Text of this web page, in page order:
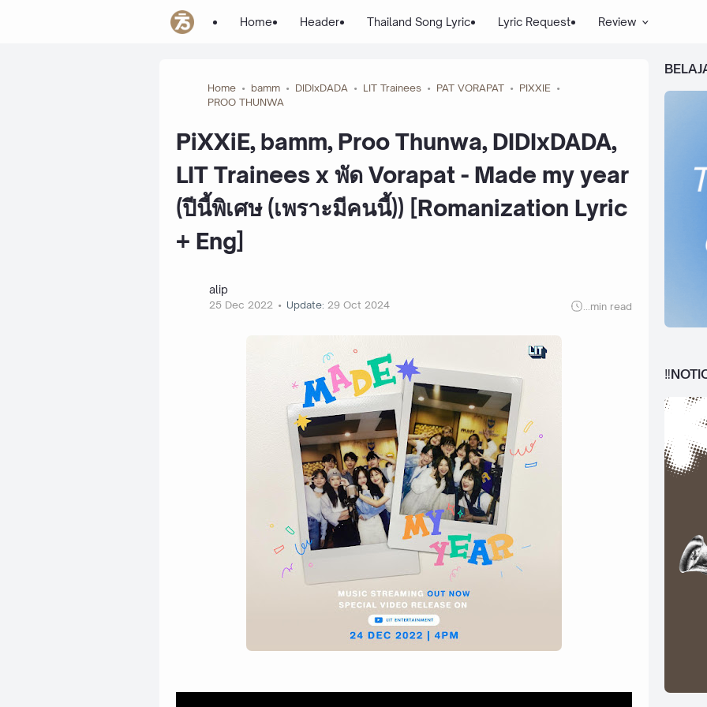
Home Header Thailand Song Lyric Lyric Request Review
Home bamm DIDIxDADA LIT Trainees PAT VORAPAT
PIXXIE
PROO THUNWA
PiXXiE, bamm, Proo Thunwa, DIDIxDADA,
LIT Trainees x พัด Vorapat - Made my year
(ปีนี้พิเศษ (เพราะมีคนนี้)) [Romanization Lyric
+ Eng]
alip
25 Dec 2022 Update: 29 Oct 2024 min read